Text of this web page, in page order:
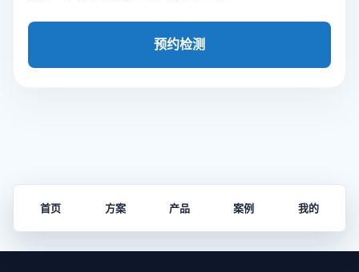
预约检测
首页 方案 产品 案例 我的